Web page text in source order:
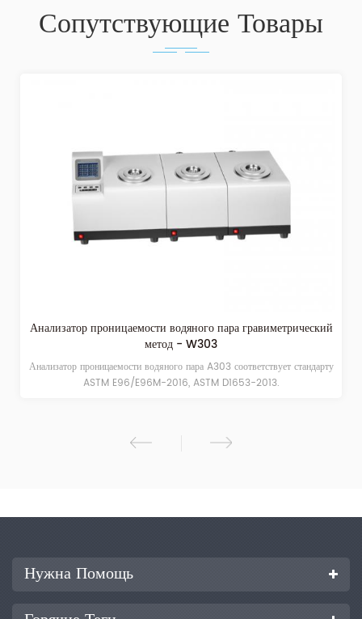
Сопутствующие Товары
Анализатор проницаемости водяного пара гравиметрический
метод - W303
Анализатор проницаемости водяного пара A303 соответствует стандарту
ASTM E96/E96M-2016, ASTM D1653-2013.
Нужна Помощь